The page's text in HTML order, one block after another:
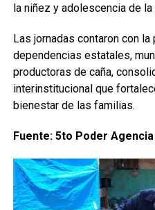
la niñez y adolescencia de la
Las jornadas contaron con
dependencias estatales,
productoras de caña,
interinstitucional que
bienestar de las familias.
Fuente: 5to Poder